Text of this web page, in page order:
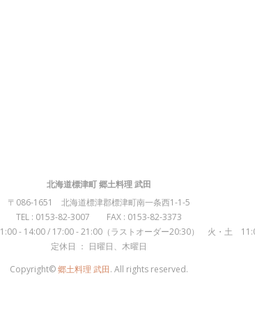
北海道標津町 郷土料理 武田
〒086-1651 北海道標津郡標津町南一条西1-1-5
TEL : 0153-82-3007 FAX : 0153-82-3373
- 14:00 / 17:00 - 21:00（ラストオーダー20:30） 火・土
定休日 ： 日曜日、木曜日
Copyright©郷土料理 武田. All rights reserved.